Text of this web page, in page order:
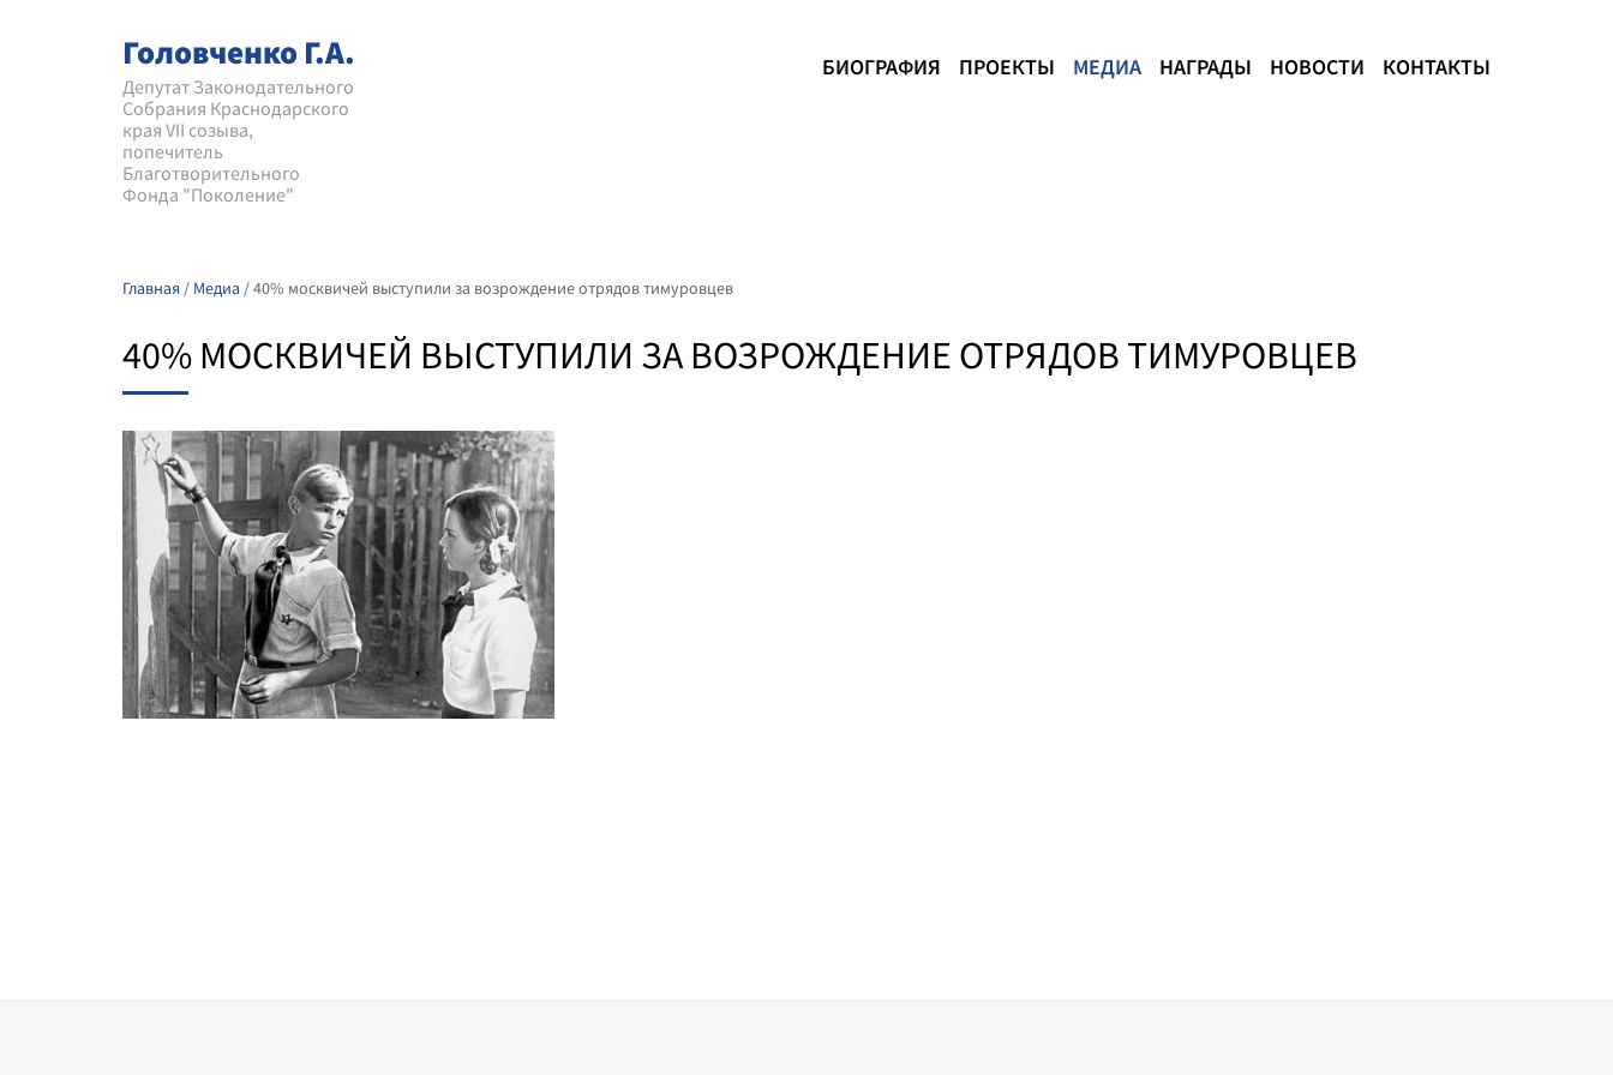
Головченко Г.А.
Депутат Законодательного
Собрания Краснодарского
края VII созыва,
попечитель
Благотворительного
Фонда "Поколение"
БИОГРАФИЯ ПРОЕКТЫ МЕДИА НАГРАДЫ НОВОСТИ КОНТАКТЫ
Главная / Медиа /40% москвичей выступили за возрождение отрядов тимуровцев
40% МОСКВИЧЕЙ ВЫСТУПИЛИ ЗА ВОЗРОЖДЕНИЕ ОТРЯДОВ ТИМУРОВЦЕВ